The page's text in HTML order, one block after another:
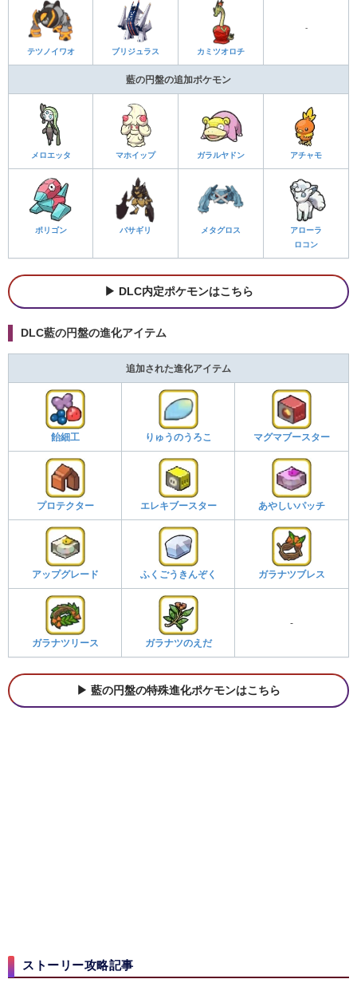
テツノイワオ ブリジュラス カミツオロチ
-
藍の円盤の追加ポケモン
メロエッタ マホイップ ガラルヤドン アチャモ
ポリゴン バサギリ メタグロス
アローラ
ロコン
DLC内定ポケモンはこちら
DLC藍の円盤の進化アイテム
追加された進化アイテム
飴細工 りゅうのうろこ マグマブースター
プロテクター エレキブースター あやしいパッチ
アップグレード ふくごうきんぞく ガラナツブレス
ガラナツリース ガラナツのえだ
-
藍の円盤の特殊進化ポケモンはこちら
ストーリー攻略記事